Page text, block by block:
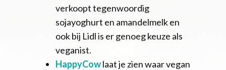
verkoopt tegenwoordig
sojayoghurt en amandelmelk en
ook bij Lidl is er genoeg keuze als
veganist.
HappyCowlaat je zien waar vegan